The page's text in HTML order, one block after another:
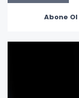
Abone Ol